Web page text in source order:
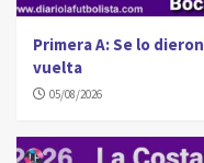
Primera A: Se lo dieron
vuelta
05/08/2026